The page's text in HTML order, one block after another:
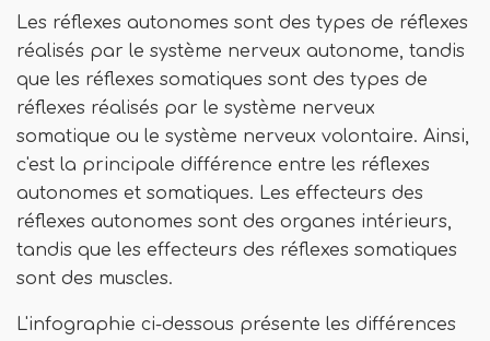
Les réflexes autonomes sont des types de réflexes
réalisés par le système nerveux autonome, tandis
que les réflexes somatiques sont des types de
réflexes réalisés par le système nerveux
somatique ou le système nerveux volontaire. Ainsi,
c'est la principale différence entre les réflexes
autonomes et somatiques. Les effecteurs des
réflexes autonomes sont des organes intérieurs,
tandis que les effecteurs des réflexes somatiques
sont des muscles.
L'infographie ci-dessous présente les différences